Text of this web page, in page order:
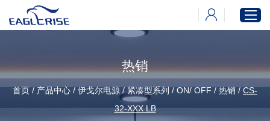
首页
产品中心
新闻中心
热销
首页 / 产品中心 / 伊戈尔电源 / 紧凑型系列 / ON/ OFF / 热销 / CS-
32-XXX LB